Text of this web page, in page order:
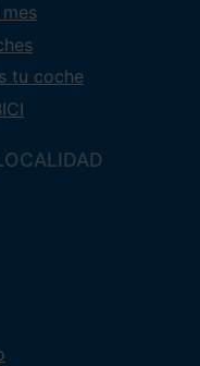
tu coche